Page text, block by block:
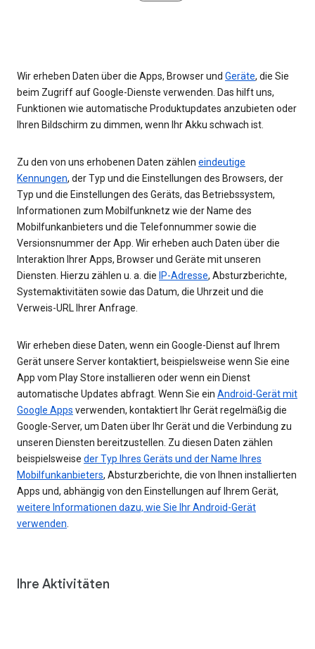
Wir erheben Daten über die Apps, Browser und Geräte, die Sie
beim Zugriff auf Google-Dienste verwenden. Das hilft uns,
Funktionen wie automatische Produktupdates anzubieten oder
Ihren Bildschirm zu dimmen, wenn Ihr Akku schwach ist.
Zu den von uns erhobenen Daten zählen eindeutige
Kennungen, der Typ und die Einstellungen des Browsers, der
Typ und die Einstellungen des Geräts, das Betriebssystem,
Informationen zum Mobilfunknetz wie der Name des
Mobilfunkanbieters und die Telefonnummer sowie die
Versionsnummer der App. Wir erheben auch Daten über die
Interaktion Ihrer Apps, Browser und Geräte mit unseren
Diensten. Hierzu zählen u. a. die IP-Adresse, Absturzberichte,
Systemaktivitäten sowie das Datum, die Uhrzeit und die
Verweis-URL Ihrer Anfrage.
Wir erheben diese Daten, wenn ein Google-Dienst auf Ihrem
Gerät unsere Server kontaktiert, beispielsweise wenn Sie eine
App vom Play Store installieren oder wenn ein Dienst
automatische Updates abfragt. Wenn Sie ein Android-Gerät mit
Google Apps verwenden, kontaktiert Ihr Gerät regelmäßig die
Google-Server, um Daten über Ihr Gerät und die Verbindung zu
unseren Diensten bereitzustellen. Zu diesen Daten zählen
beispielsweise der Typ Ihres Geräts und der Name Ihres
Mobilfunkanbieters, Absturzberichte, die von Ihnen installierten
Apps und, abhängig von den Einstellungen auf Ihrem Gerät,
weitere Informationen dazu, wie Sie Ihr Android-Gerät
verwenden.
Ihre Aktivitäten